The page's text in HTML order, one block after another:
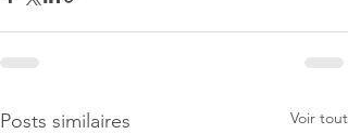
Posts similaires Voir tout